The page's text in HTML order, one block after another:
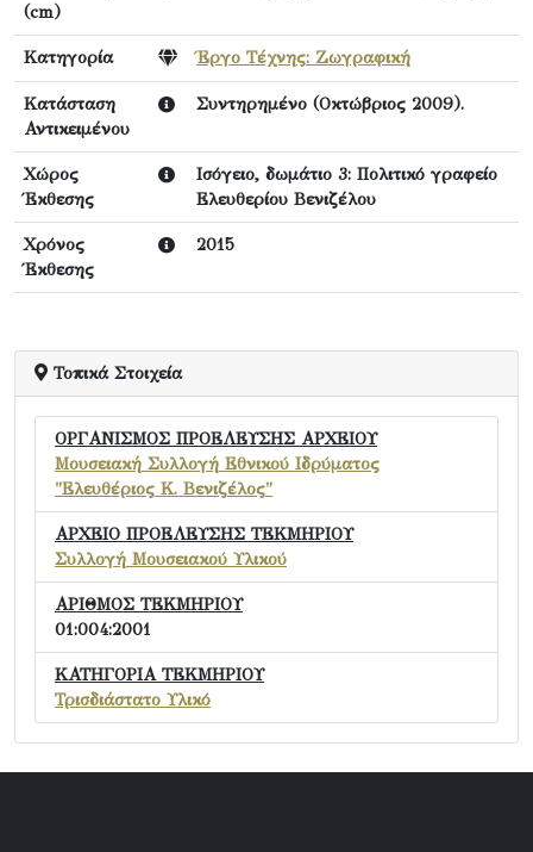
(cm)
Κατηγορία Έργο Τέχνης: Ζωγραφική
Κατάσταση
Αντικειμένου
Συντηρημένο (Οκτώβριος 2009).
Χώρος
Έκθεσης
Ισόγειο, δωμάτιο 3: Πολιτικό γραφείο
Ελευθερίου Βενιζέλου
Χρόνος
Έκθεσης
2015
Τοπικά Στοιχεία
ΟΡΓΑΝΙΣΜΟΣ ΠΡΟΕΛΕΥΣΗΣ ΑΡΧΕΙΟΥ
Μουσειακή Συλλογή Εθνικού Ιδρύματος
"Ελευθέριος Κ. Βενιζέλος"
ΑΡΧΕΙΟ ΠΡΟΕΛΕΥΣΗΣ ΤΕΚΜΗΡΙΟΥ
Συλλογή Μουσειακού Υλικού
ΑΡΙΘΜΟΣ ΤΕΚΜΗΡΙΟΥ
01:004:2001
ΚΑΤΗΓΟΡΙΑ ΤΕΚΜΗΡΙΟΥ
Τρισδιάστατο Υλικό